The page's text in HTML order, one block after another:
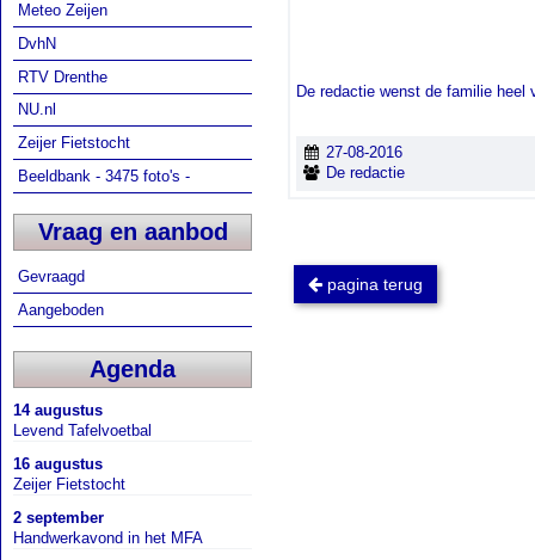
Meteo Zeijen
DvhN
RTV Drenthe
NU.nl
Zeijer Fietstocht
Beeldbank - 3475 foto's -
Vraag en aanbod
Gevraagd
Aangeboden
Agenda
14 augustus
Levend Tafelvoetbal
16 augustus
Zeijer Fietstocht
2 september
Handwerkavond in het MFA
De redactie wenst de familie
27-08-2016
De redactie
pagina terug